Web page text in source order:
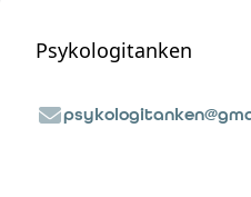
Psykologitanken